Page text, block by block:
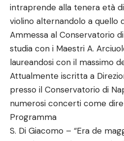
intraprende alla tenera età
violino alternandolo a quello
Ammessa al Conservatorio di
studia con i Maestri A.
laureandosi con il massimo
Attualmente iscritta a
presso il Conservatorio di
numerosi concerti come
Programma
S. Di Giacomo – “Era de